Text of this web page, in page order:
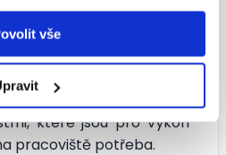
vše
stojíte a že jste
se kterým se má chtít
vše o společnosti i
by se od vás očekávala.
které jsou pro výkon
pracoviště potřeba.